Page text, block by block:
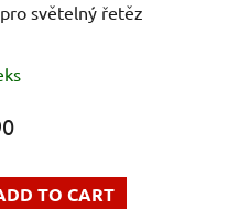
světelný řetěz
TO CART